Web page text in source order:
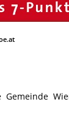
Gemeinde